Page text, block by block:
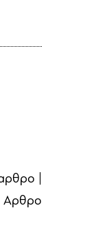
Αρθρο